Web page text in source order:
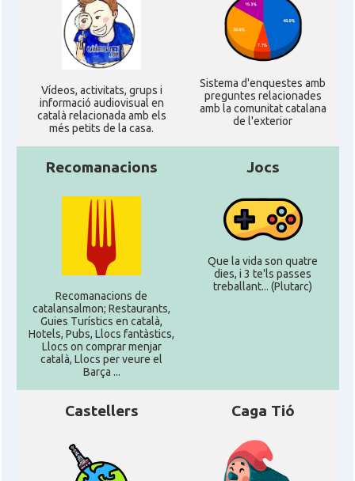
Ví­deos, activitats, grups i
informació audiovisual en
català relacionada amb els
més petits de la casa.
Sistema d'enquestes amb
preguntes relacionades
amb la comunitat catalana
de l'exterior
Recomanacions
Recomanacions de
catalansalmon; Restaurants,
Guies Turístics en català,
Hotels, Pubs, Llocs fantàstics,
Llocs on comprar menjar
català, Llocs per veure el
Barça ...
Jocs
Que la vida son quatre
dies, i 3 te'ls passes
treballant... (Plutarc)
Castellers Caga Tió